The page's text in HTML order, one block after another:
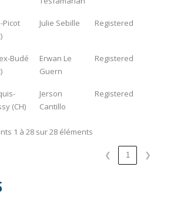
Picot
Julie Sebille Registered
Budé
Erwan Le
Guern
Registered
(CH)
Jerson
Cantillo
Registered
1 à 28 sur 28 éléments
❮ 1 ❯